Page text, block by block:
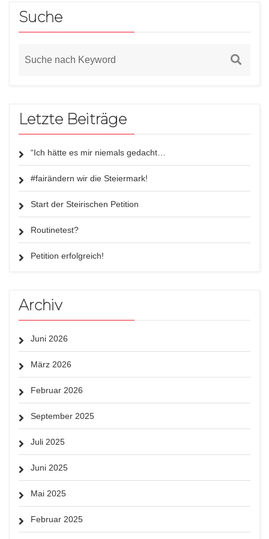
Suche
Letzte Beiträge
“Ich hätte es mir niemals gedacht…
#fairändern wir die Steiermark!
Start der Steirischen Petition
Routinetest?
Petition erfolgreich!
Archiv
Juni 2026
März 2026
Februar 2026
September 2025
Juli 2025
Juni 2025
Mai 2025
Februar 2025